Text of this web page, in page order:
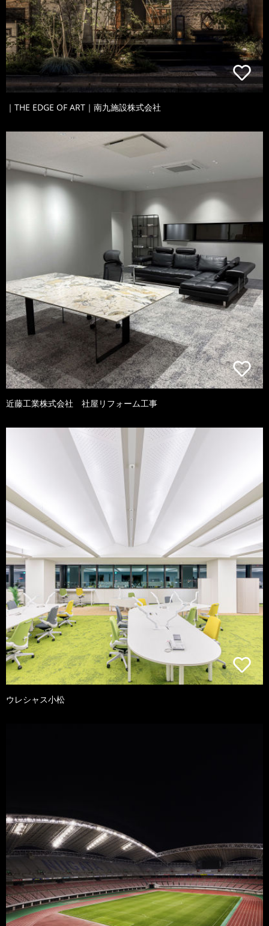
｜THE EDGE OF ART｜南九施設株式会社
近藤工業株式会社 社屋リフォーム工事
ウレシャス小松